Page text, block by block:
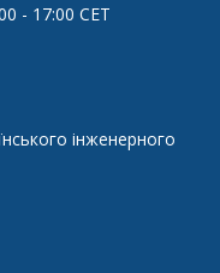
- 17:00 CET
інженерного